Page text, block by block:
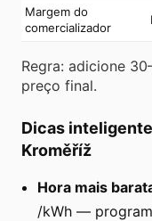
Margem do
comercializador
Regra: adicione
preço final.
Dicas
Kroměříž
Hora mais
/kWh —